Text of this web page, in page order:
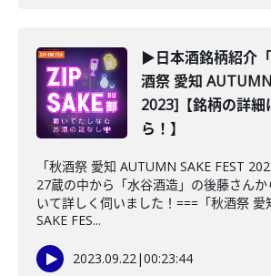
▶日本酒銘柄紹介
酒祭 愛知
2023]【銘柄の詳細
ら！】
「秋酒祭 愛知 AUTUMN SAKE FEST
27蔵の中から「水谷酒造」の後藤さん
いて詳しく伺いました！===「秋酒祭
SAKE FES...
2023.09.22|00:23:44